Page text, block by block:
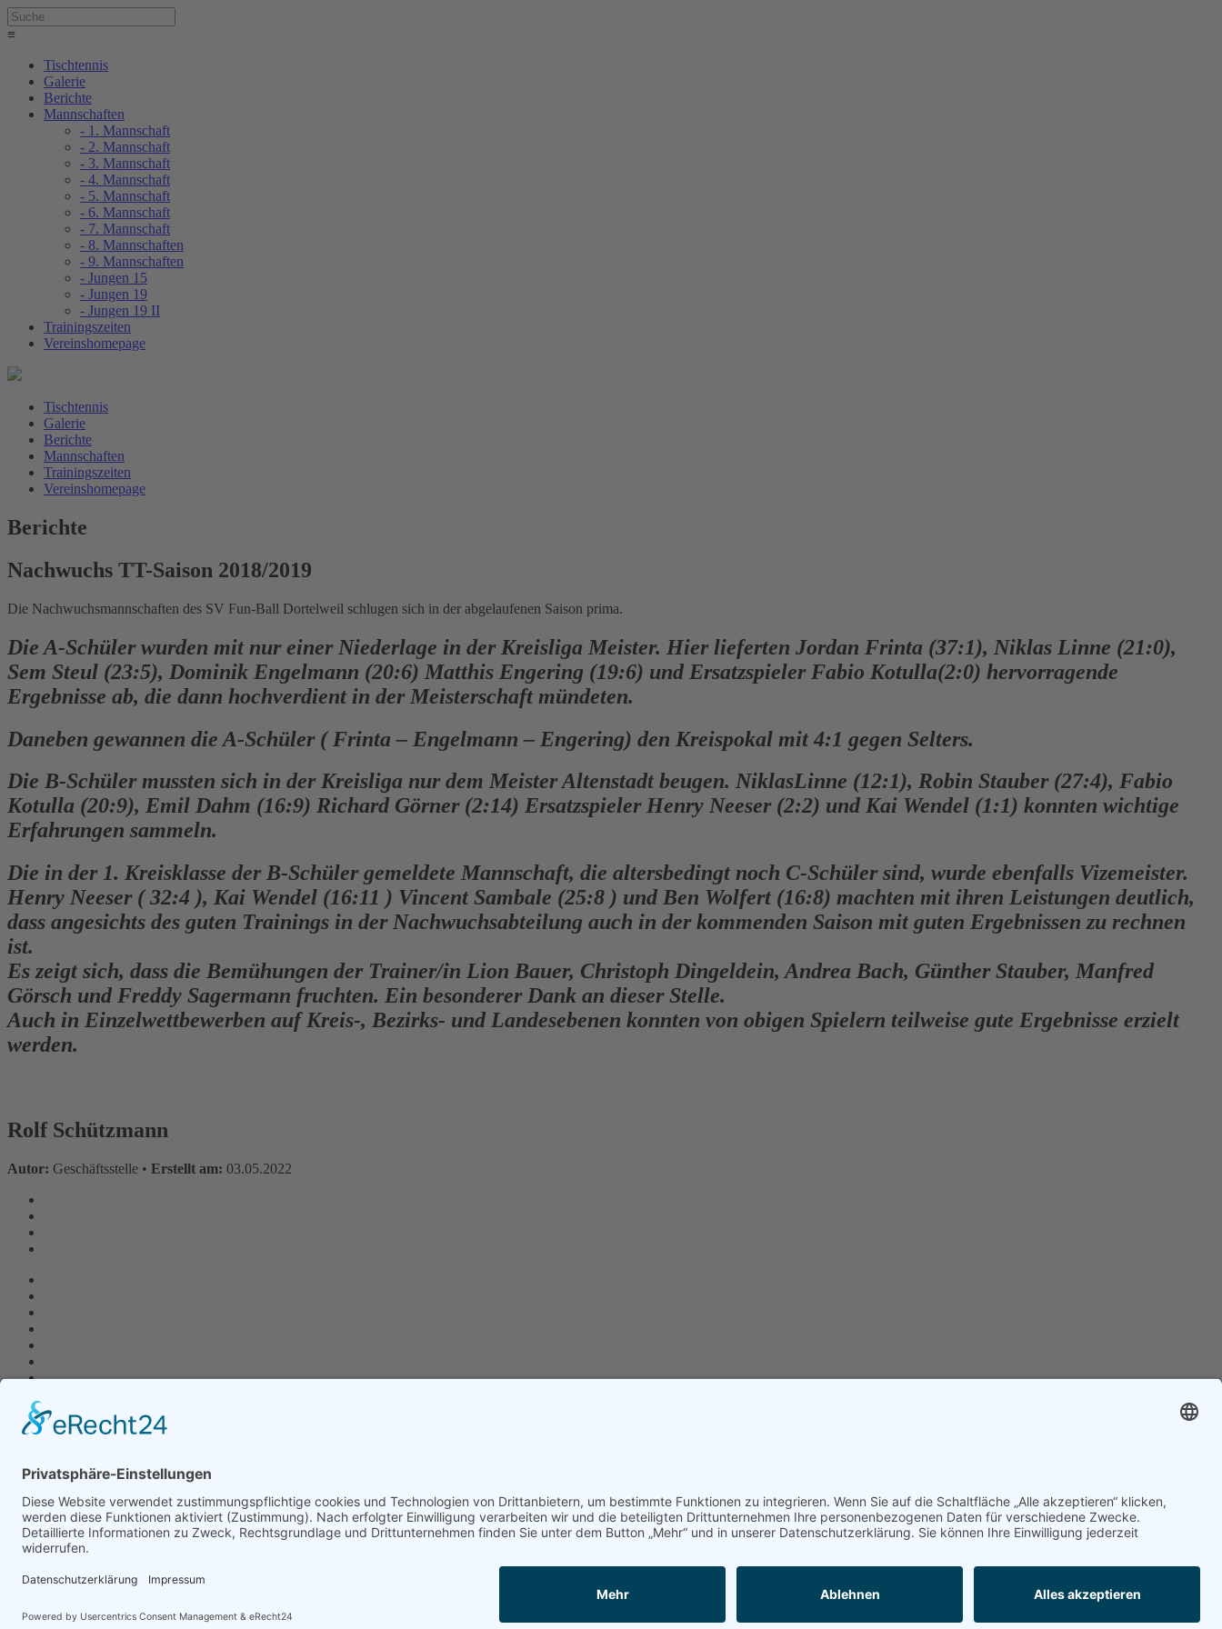
≡
Tischtennis
Galerie
Berichte
Mannschaften
- 1. Mannschaft
- 2. Mannschaft
- 3. Mannschaft
- 4. Mannschaft
- 5. Mannschaft
- 6. Mannschaft
- 7. Mannschaft
- 8. Mannschaften
- 9. Mannschaften
- Jungen 15
- Jungen 19
- Jungen 19 II
Trainingszeiten
Vereinshomepage
Tischtennis
Galerie
Berichte
Mannschaften
Trainingszeiten
Vereinshomepage
Berichte
Nachwuchs TT-Saison 2018/2019
Die Nachwuchsmannschaften des SV Fun-Ball Dortelweil schlugen sich in der abgelaufenen Saison prima.
Die A-Schüler wurden mit nur einer Niederlage in der Kreisliga Meister. Hier lieferten Jordan Frinta (37:1), Niklas Linne (21:0),
Sem Steul (23:5), Dominik Engelmann (20:6) Matthis Engering (19:6) und Ersatzspieler Fabio Kotulla(2:0) hervorragende
Ergebnisse ab, die dann hochverdient in der Meisterschaft mündeten.
Daneben gewannen die A-Schüler ( Frinta – Engelmann – Engering) den Kreispokal mit 4:1 gegen Selters.
Die B-Schüler mussten sich in der Kreisliga nur dem Meister Altenstadt beugen. NiklasLinne (12:1), Robin Stauber (27:4), Fabio
Kotulla (20:9), Emil Dahm (16:9) Richard Görner (2:14) Ersatzspieler Henry Neeser (2:2) und Kai Wendel (1:1) konnten wichtige
Erfahrungen sammeln.
Die in der 1. Kreisklasse der B-Schüler gemeldete Mannschaft, die altersbedingt noch C-Schüler sind, wurde ebenfalls Vizemeister.
Henry Neeser ( 32:4 ), Kai Wendel (16:11 ) Vincent Sambale (25:8 ) und Ben Wolfert (16:8) machten mit ihren Leistungen deutlich,
dass angesichts des guten Trainings in der Nachwuchsabteilung auch in der kommenden Saison mit guten Ergebnissen zu rechnen
ist.
Es zeigt sich, dass die Bemühungen der Trainer/in Lion Bauer, Christoph Dingeldein, Andrea Bach, Günther Stauber, Manfred
Görsch und Freddy Sagermann fruchten. Ein besonderer Dank an dieser Stelle.
Auch in Einzelwettbewerben auf Kreis-, Bezirks- und Landesebenen konnten von obigen Spielern teilweise gute Ergebnisse erzielt
werden.
Rolf Schützmann
Autor: Geschäftsstelle • Erstellt am: 03.05.2022
Kontakt und Datenschutz-Impressum